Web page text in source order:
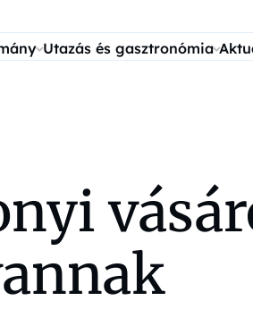
Utazás és gasztronómia